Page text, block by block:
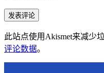
发表评论
此站点使用Akismet来减少
评论数据。